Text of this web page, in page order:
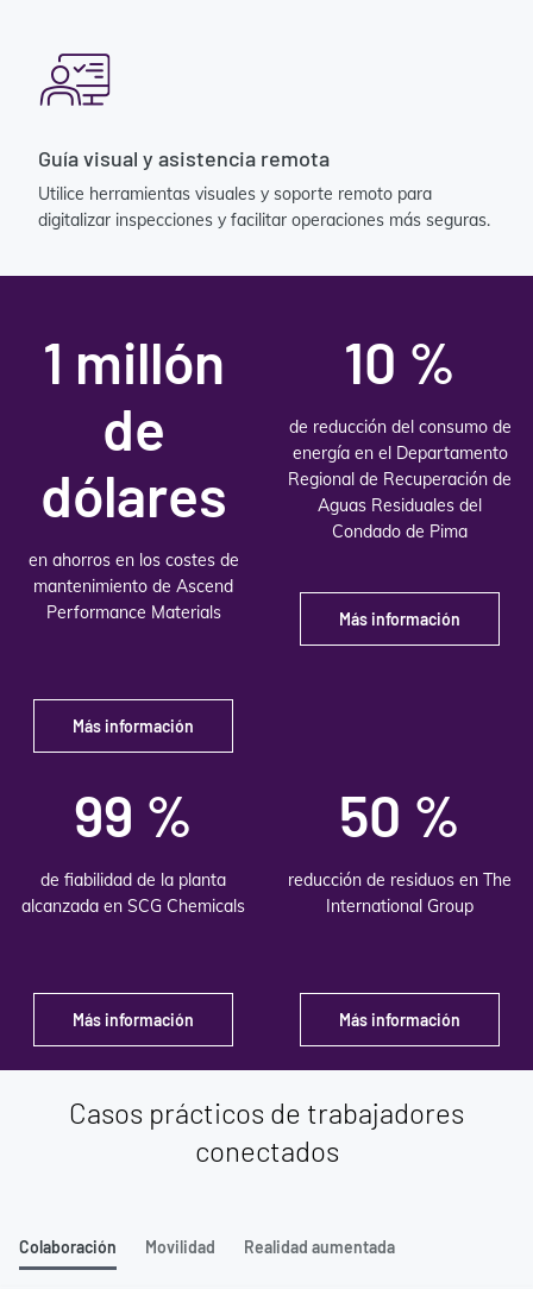
Guía visual y asistencia remota
Utilice herramientas visuales y soporte remoto para
digitalizar inspecciones y facilitar operaciones más seguras.
1 millón
de
dólares
en ahorros en los costes de
mantenimiento de Ascend
Performance Materials
Más información
10 %
de reducción del consumo de
energía en el Departamento
Regional de Recuperación de
Aguas Residuales del
Condado de Pima
Más información
99 %
de fiabilidad de la planta
alcanzada en SCG Chemicals
Más información
50 %
reducción de residuos en The
International Group
Más información
Casos prácticos de trabajadores
conectados
Colaboración Movilidad Realidad aumentada